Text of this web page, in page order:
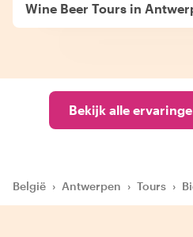
Wine Beer Tours in
Bekijk alle
België › Antwerpen › Tours ›